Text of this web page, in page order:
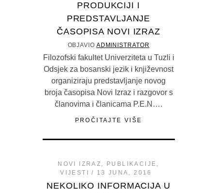
PRODUKCIJI I
PREDSTAVLJANJE
ČASOPISA NOVI IZRAZ
OBJAVIO ADMINISTRATOR
Filozofski fakultet Univerziteta u Tuzli i
Odsjek za bosanski jezik i književnost
organiziraju predstavljanje novog
broja časopisa Novi Izraz i razgovor s
članovima i članicama P.E.N….
PROČITAJTE VIŠE
NOVI IZRAZ , PUBLIKACIJE ,
VIJESTI
13 JUNA, 2016
NEKOLIKO INFORMACIJA U